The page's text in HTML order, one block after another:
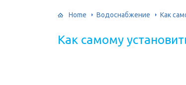
Home Водоснабжение Как
Как самому